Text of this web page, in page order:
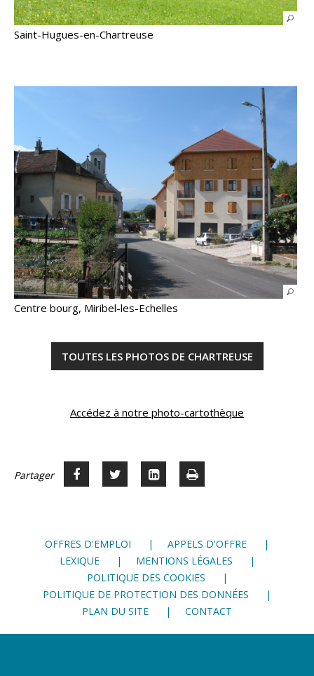
Saint-Hugues-en-Chartreuse
Centre bourg, Miribel-les-Echelles
TOUTES LES PHOTOS DE CHARTREUSE
Accédez à notre photo-cartothèque
Partager Partager
Partager
Voir
Imprimer
OFFRES D'EMPLOI
APPELS D'OFFRE
LEXIQUE
MENTIONS LÉGALES
POLITIQUE DES COOKIES
POLITIQUE DE PROTECTION DES DONNÉES
PLAN DU SITE
CONTACT